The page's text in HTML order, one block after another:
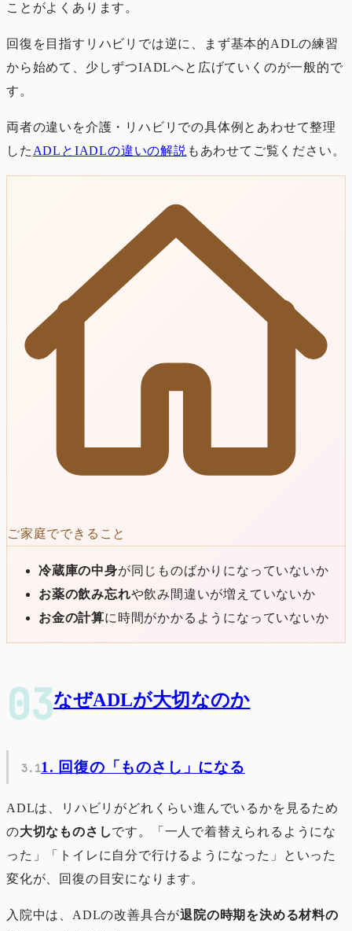
ことがよくあります。
回復を目指すリハビリでは逆に、まず基本的ADLの練習
から始めて、少しずつIADLへと広げていくのが一般的で
す。
両者の違いを介護・リハビリでの具体例とあわせて整理
した ADLとIADLの違いの解説 もあわせてご覧ください。
ご家庭でできること
冷蔵庫の中身が同じものばかりになっていないか
お薬の飲み忘れや飲み間違いが増えていないか
お金の計算に時間がかかるようになっていないか
なぜADLが大切なのか
1. 回復の「ものさし」になる
ADLは、リハビリがどれくらい進んでいるかを見るため
の大切なものさしです。「一人で着替えられるようにな
った」「トイレに自分で行けるようになった」といった
変化が、回復の目安になります。
入院中は、ADLの改善具合が退院の時期を決める材料の